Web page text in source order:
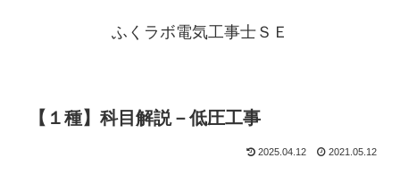
ふくラボ電気工事士ＳＥ
【１種】科目解説－低圧工事
2025.04.12 2021.05.12